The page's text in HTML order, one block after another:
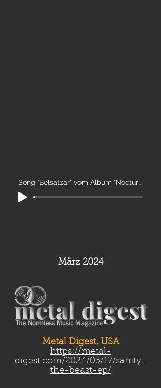
Song "Belsatzar" vom Album "Nocturnal Poems"
März 2024
Metal Digest, USA
https://metal-
digest.com/2024/03/17/sanity-
the-beast-ep/